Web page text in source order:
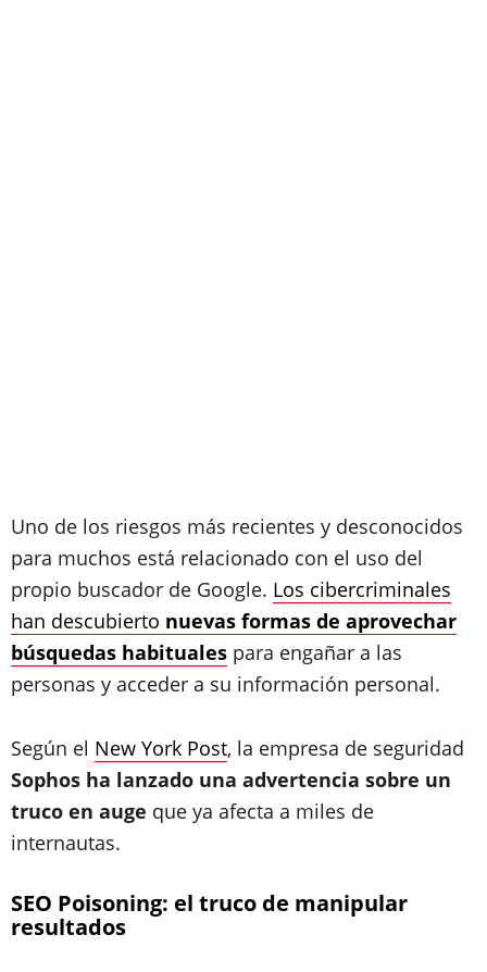
Uno de los riesgos más recientes y desconocidos
para muchos está relacionado con el uso del
propio buscador de Google. Los cibercriminales
han descubierto nuevas formas de aprovechar
búsquedas habituales para engañar a las
personas y acceder a su información personal.
Según el New York Post, la empresa de seguridad
Sophos ha lanzado una advertencia sobre un
truco en auge que ya afecta a miles de
internautas.
SEO Poisoning: el truco de manipular
resultados